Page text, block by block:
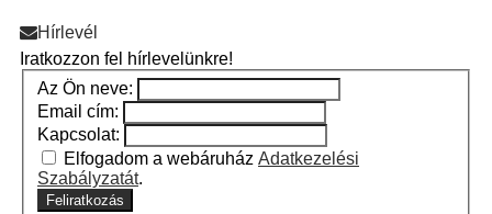
Hírlevél
Iratkozzon fel hírlevelünkre!
Az Ön neve:
Email cím:
Kapcsolat:
Elfogadom a webáruház Adatkezelési
Szabályzatát.
Feliratkozás